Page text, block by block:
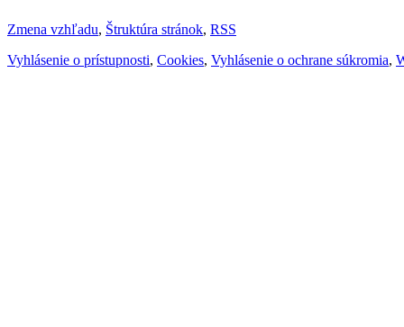
Zmena vzhľadu, Štruktúra stránok, RSS
Vyhlásenie o prístupnosti, Cookies, Vyhlásenie o ochrane súkromia,